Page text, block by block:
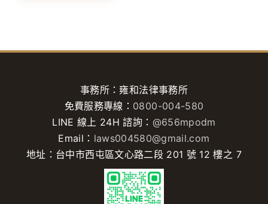
事務所：雍和法律事務所
免費服務專線： 0800-004-580
LINE 線上 24H 諮詢： @656mpodm
Email： laws004580@gmail.com
地址：台中市西屯區文心路二段 201 號 12 樓之 7